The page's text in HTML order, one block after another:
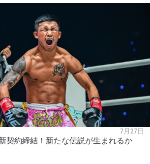
7月27日
契約締結！新たな伝説が生まれるか